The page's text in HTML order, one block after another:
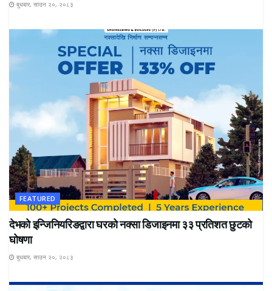
बुधबार, साउन २०, २०८३
FEATURED
देभको इन्जिनियरिङद्वारा घरको नक्सा डिजाइनमा ३३ प्रतिशत छुटको
घोषणा
बुधबार, साउन २०, २०८३